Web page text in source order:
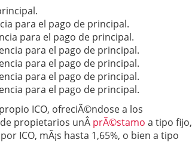
para el pago de principal.
para el pago de principal.
para el pago de principal.
para el pago de principal.
para el pago de principal.
para el pago de principal.
ICO, ofreciÃ©ndose a los
propietarios unÂ prÃ©stamo a tipo fijo,
ICO, mÃ¡s hasta 1,65%, o bien a tipo